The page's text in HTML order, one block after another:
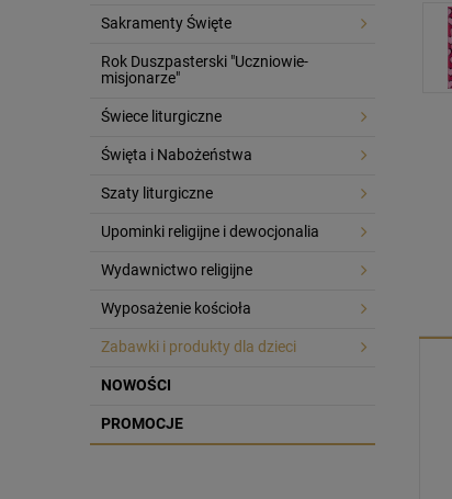
Sakramenty Święte
Rok Duszpasterski "Uczniowie-
misjonarze"
Świece liturgiczne
Święta i Nabożeństwa
Szaty liturgiczne
Upominki religijne i dewocjonalia
Wydawnictwo religijne
Wyposażenie kościoła
Zabawki i produkty dla dzieci
NOWOŚCI
PROMOCJE